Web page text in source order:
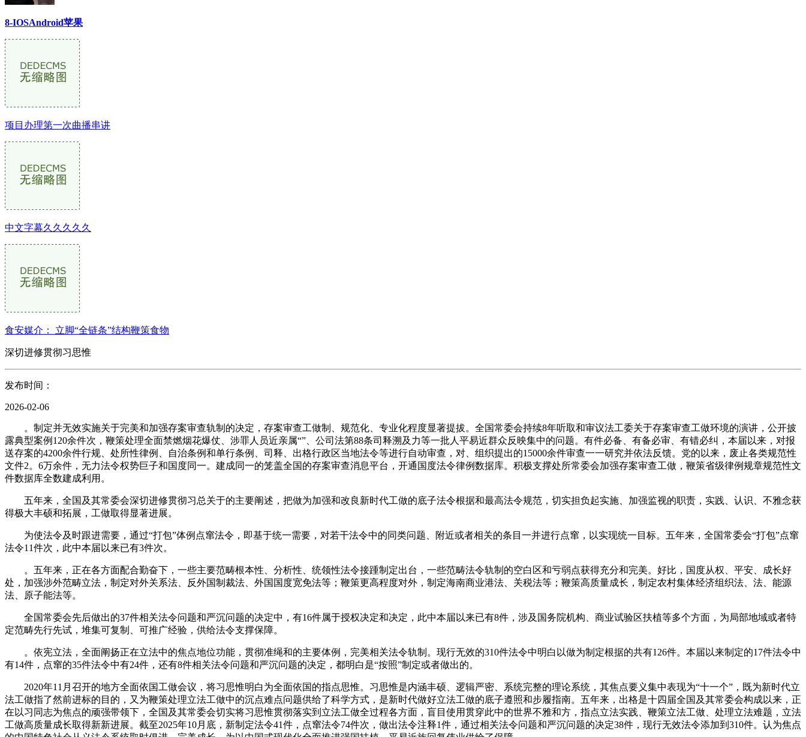
8-IOSAndroid苹果
项目办理第一次曲播串讲
中文字幕久久久久久
食安媒介： 立脚“全链条”结构鞭策食物
深切进修贯彻习思惟
发布时间：
2026-02-06
。制定并无效实施关于完美和加强存案审查轨制的决定，存案审查工做制、规范化、专业化程度显著提拔。全国常委会持续8年听取和审议法工委关于存案审查工做环境的演讲，公开披
露典型案例120余件次，鞭策处理全面禁燃烟花爆仗、涉罪人员近亲属“”、公司法第88条司释溯及力等一批人平易近群众反映集中的问题。有件必备、有备必审、有错必纠，本届以来，对报
送存案的4200余件行规、处所性律例、自治条例和单行条例、司释、出格行政区当地法令等进行自动审查，对、组织提出的15000余件审查一一研究并依法反馈。党的以来，废止各类规范性
文件2。6万余件，无力法令权势巨子和国度同一。建成同一的笼盖全国的存案审查消息平台，开通国度法令律例数据库。积极支撑处所常委会加强存案审查工做，鞭策省级律例规章规范性文
件数据库全数建成利用。
五年来，全国及其常委会深切进修贯彻习总关于的主要阐述，把做为加强和改良新时代工做的底子法令根据和最高法令规范，切实担负起实施、加强监视的职责，实践、认识、不雅念获
得极大丰硕和拓展，工做取得显著进展。
为使法令及时跟进需要，通过“打包”体例点窜法令，即基于统一需要，对若干法令中的同类问题、附近或者相关的条目一并进行点窜，以实现统一目标。五年来，全国常委会“打包”点窜
法令11件次，此中本届以来已有3件次。
。五年来，正在各方面配合勤奋下，一些主要范畴根本性、分析性、统领性法令接踵制定出台，一些范畴法令轨制的空白区和亏弱点获得充分和完美。好比，国度从权、平安、成长好
处，加强涉外范畴立法，制定对外关系法、反外国制裁法、外国国度宽免法等；鞭策更高程度对外，制定海南商业港法、关税法等；鞭策高质量成长，制定农村集体经济组织法、法、能源
法、原子能法等。
全国常委会先后做出的37件相关法令问题和严沉问题的决定中，有16件属于授权决定和决定，此中本届以来已有8件，涉及国务院机构、商业试验区扶植等多个方面，为局部地域或者特
定范畴先行先试，堆集可复制、可推广经验，供给法令支撑保障。
。依宪立法，全面阐扬正在立法中的焦点地位功能，贯彻准绳和的主要体例，完美相关法令轨制。现行无效的310件法令中明白以做为制定根据的共有126件。本届以来制定的17件法令中
有14件，点窜的35件法令中有24件，还有8件相关法令问题和严沉问题的决定，都明白是“按照”制定或者做出的。
2020年11月召开的地方全面依国工做会议，将习思惟明白为全面依国的指点思惟。习思惟是内涵丰硕、逻辑严密、系统完整的理论系统，其焦点要义集中表现为“十一个”，既为新时代立
法工做指了然前进标的目的，又为鞭策处理立法工做中的沉点难点问题供给了科学方式，是新时代做好立法工做的底子遵照和步履指南。五年来，出格是十四届全国及其常委会构成以来，正
在以习同志为焦点的顽强带领下，全国及其常委会切实将习思惟贯彻落实到立法工做全过程各方面，盲目使用贯穿此中的世界不雅和方，指点立法实践、鞭策立法工做、处理立法难题，立法
工做高质量成长取得新新进展。截至2025年10月底，新制定法令41件，点窜法令74件次，做出法令注释1件，通过相关法令问题和严沉问题的决定38件，现行无效法令添加到310件。认为焦点